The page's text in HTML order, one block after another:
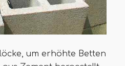
um erhöhte Betten